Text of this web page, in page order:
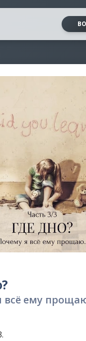
всё ему